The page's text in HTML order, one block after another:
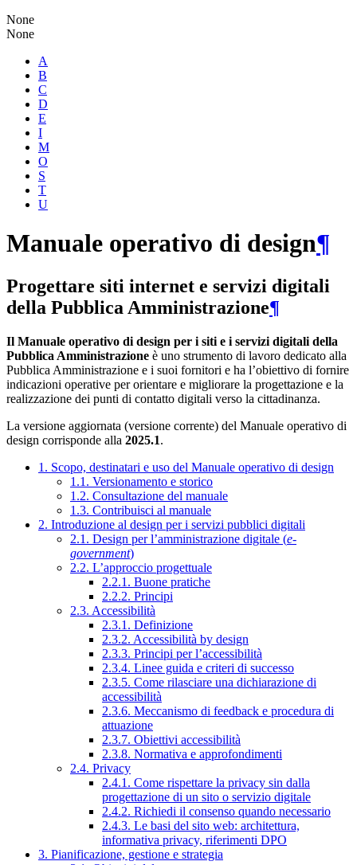
None
None
A
B
C
D
E
I
M
O
S
T
U
Manuale operativo di design¶
Progettare siti internet e servizi digitali
della Pubblica Amministrazione¶
Il Manuale operativo di design per i siti e i servizi digitali della
Pubblica Amministrazione è uno strumento di lavoro dedicato alla
Pubblica Amministrazione e i suoi fornitori e ha l’obiettivo di fornire
indicazioni operative per orientare e migliorare la progettazione e la
realizzazione dei punti di contatto digitali verso la cittadinanza.
La versione aggiornata (versione corrente) del Manuale operativo di
design corrisponde alla 2025.1.
1. Scopo, destinatari e uso del Manuale operativo di design
1.1. Versionamento e storico
1.2. Consultazione del manuale
1.3. Contribuisci al manuale
2. Introduzione al design per i servizi pubblici digitali
2.1. Design per l’amministrazione digitale (e-
government)
2.2. L’approccio progettuale
2.2.1. Buone pratiche
2.2.2. Principi
2.3. Accessibilità
2.3.1. Definizione
2.3.2. Accessibilità by design
2.3.3. Principi per l’accessibilità
2.3.4. Linee guida e criteri di successo
2.3.5. Come rilasciare una dichiarazione di
accessibilità
2.3.6. Meccanismo di feedback e procedura di
attuazione
2.3.7. Obiettivi accessibilità
2.3.8. Normativa e approfondimenti
2.4. Privacy
2.4.1. Come rispettare la privacy sin dalla
progettazione di un sito o servizio digitale
2.4.2. Richiedi il consenso quando necessario
2.4.3. Le basi del sito web: architettura,
informativa privacy, riferimenti DPO
3. Pianificazione, gestione e strategia